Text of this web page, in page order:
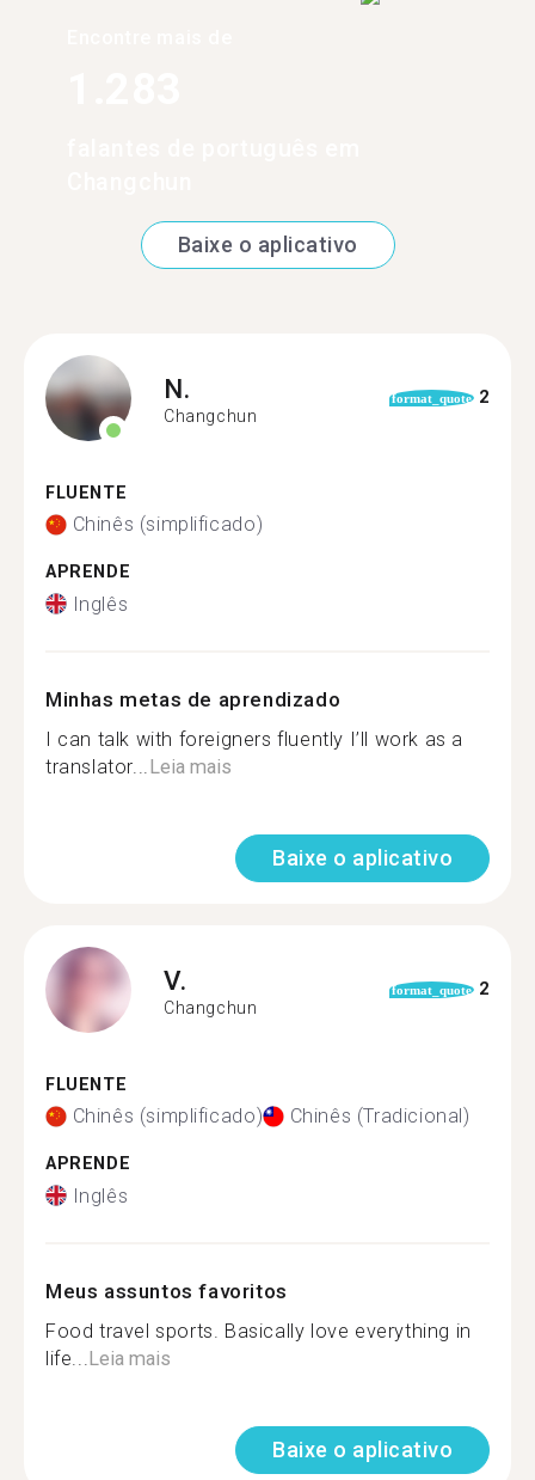
Baixe o aplicativo
N.
Changchun
format_quote 2
FLUENTE
Chinês (simplificado)
APRENDE
Inglês
Minhas metas de aprendizado
I can talk with foreigners fluently I’ll work as a
translator... Leia mais
Baixe o aplicativo
V.
Changchun
format_quote 2
FLUENTE
Chinês (simplificado) Chinês (Tradicional)
APRENDE
Inglês
Meus assuntos favoritos
Food travel sports. Basically love everything in
life... Leia mais
Baixe o aplicativo